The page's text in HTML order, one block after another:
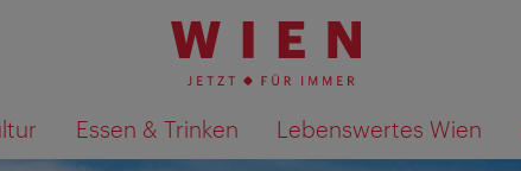
Essen & Trinken Lebenswertes Wien